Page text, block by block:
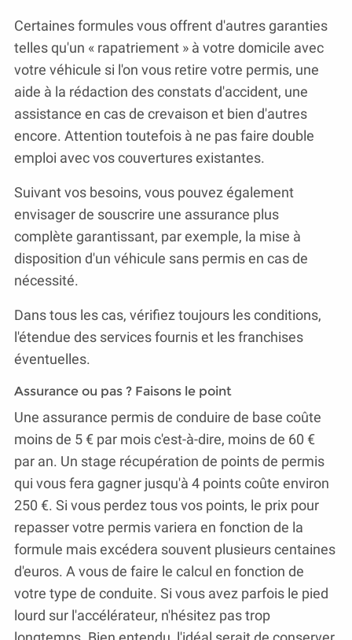
Certaines formules vous offrent d'autres garanties
telles qu'un « rapatriement » à votre domicile avec
votre véhicule si l'on vous retire votre permis, une
aide à la rédaction des constats d'accident, une
assistance en cas de crevaison et bien d'autres
encore. Attention toutefois à ne pas faire double
emploi avec vos couvertures existantes.
Suivant vos besoins, vous pouvez également
envisager de souscrire une assurance plus
complète garantissant, par exemple, la mise à
disposition d'un véhicule sans permis en cas de
nécessité.
Dans tous les cas, vérifiez toujours les conditions,
l'étendue des services fournis et les franchises
éventuelles.
Assurance ou pas ? Faisons le point
Une assurance permis de conduire de base coûte
moins de 5 € par mois c'est-à-dire, moins de 60 €
par an. Un stage récupération de points de permis
qui vous fera gagner jusqu'à 4 points coûte environ
250 €. Si vous perdez tous vos points, le prix pour
repasser votre permis variera en fonction de la
formule mais excédera souvent plusieurs centaines
d'euros. A vous de faire le calcul en fonction de
votre type de conduite. Si vous avez parfois le pied
lourd sur l'accélérateur, n'hésitez pas trop